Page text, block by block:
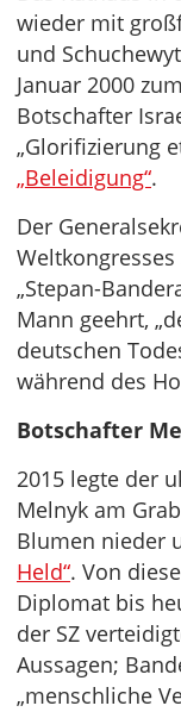
wieder mit
und
Januar 2000
Botschafter
„Glorifizierung
„Beleidigung“.
Der
„Stepan-
Mann geehrt,
deutschen
während des
Botschafter
2015 legte der
Melnyk am
Blumen nieder
Held“. Von
Diplomat bis
der SZ
Aussagen;
„menschliche